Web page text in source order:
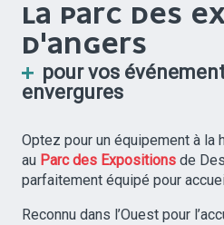
LA PARC DES
D'ANGERS
pour vos
envergures
Optez pour un équipement à la
au Parc des Expositions de
parfaitement équipé pour
Reconnu dans l’Ouest pour